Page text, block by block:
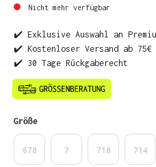
Nicht mehr verfügbar
✔️ Exklusive Auswahl an
✔️ Kostenloser Versand ab 75€
✔️ 30 Tage Rückgaberecht
Größeauswählen
678 7 718 714